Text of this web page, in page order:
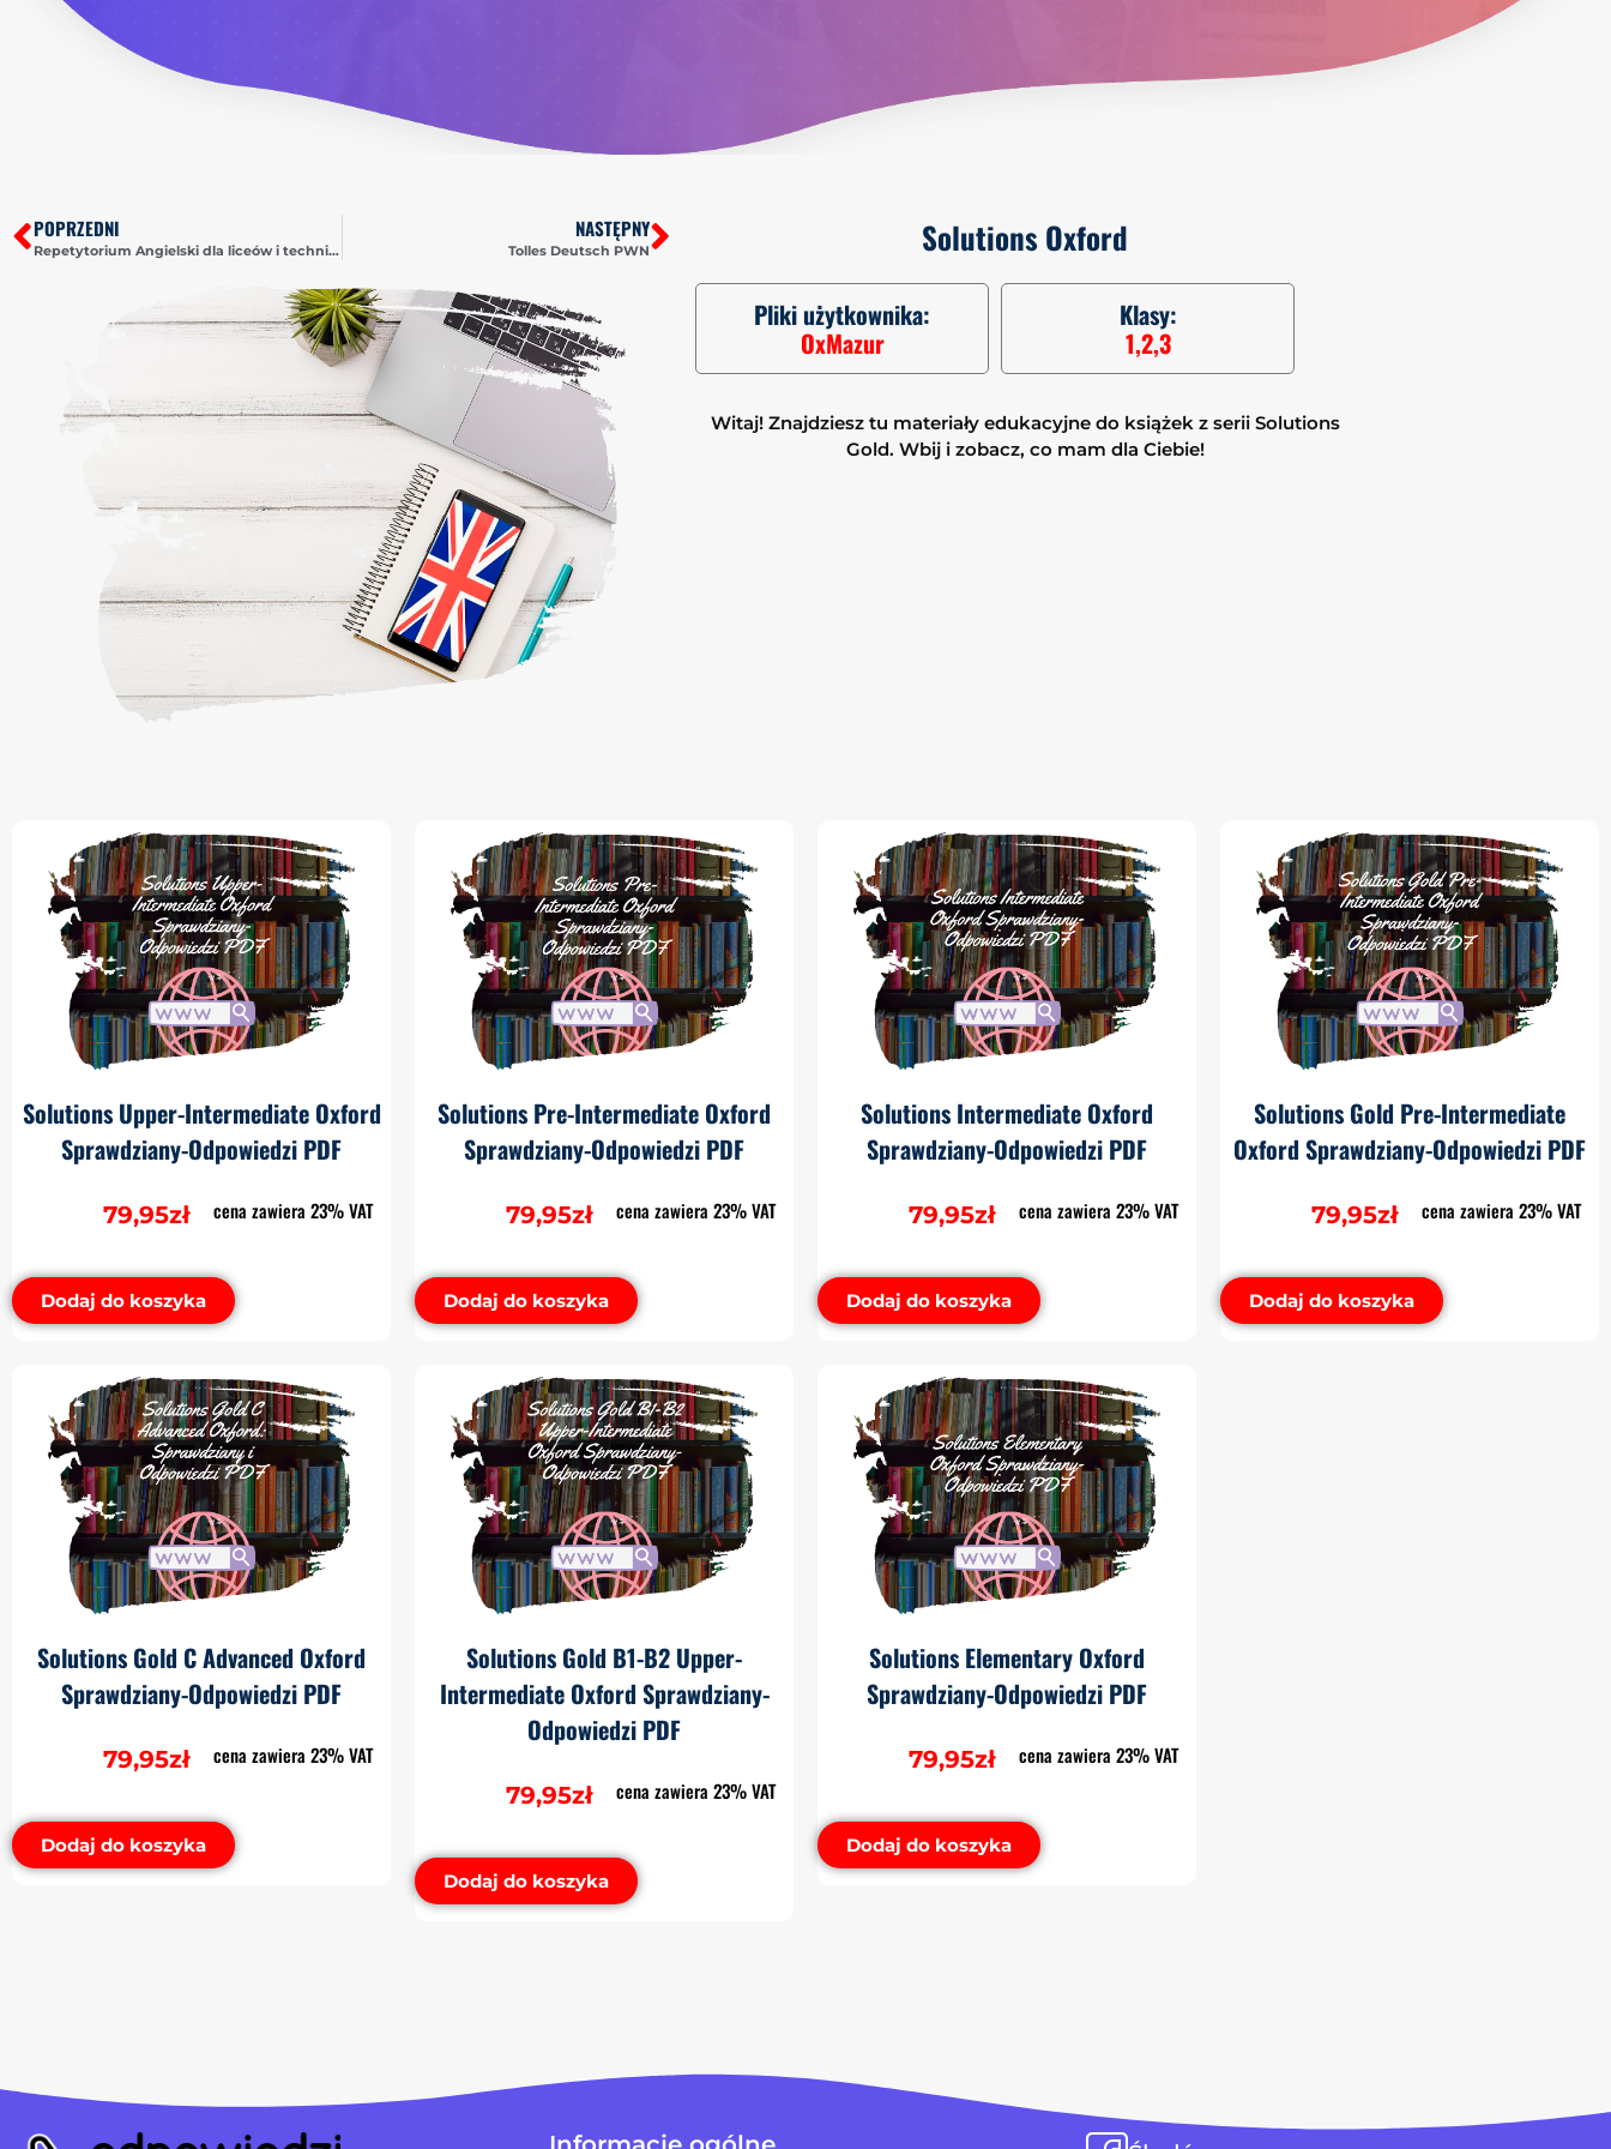
POPRZEDNI
Repetytorium Angielski dla liceów i techników Pearson
NASTĘPNY
Tolles Deutsch PWN Solutions Oxford
Pliki użytkownika:
OxMazur
Klasy:
1,2,3
Witaj! Znajdziesz tu materiały edukacyjne do książek z serii Solutions
Gold. Wbij i zobacz, co mam dla Ciebie!
Solutions Upper-Intermediate Oxford
Sprawdziany-Odpowiedzi PDF
79,95zł cena zawiera 23% VAT
Dodaj do koszyka
Solutions Pre-Intermediate Oxford
Sprawdziany-Odpowiedzi PDF
79,95zł cena zawiera 23% VAT
Dodaj do koszyka
Solutions Intermediate Oxford
Sprawdziany-Odpowiedzi PDF
79,95zł cena zawiera 23% VAT
Dodaj do koszyka
Solutions Gold Pre-Intermediate
Oxford Sprawdziany-Odpowiedzi PDF
79,95zł cena zawiera 23% VAT
Dodaj do koszyka
Solutions Gold C Advanced Oxford
Sprawdziany-Odpowiedzi PDF
79,95zł cena zawiera 23% VAT
Dodaj do koszyka
Solutions Gold B1-B2 Upper-
Intermediate Oxford Sprawdziany-
Odpowiedzi PDF
79,95zł cena zawiera 23% VAT
Dodaj do koszyka
Solutions Elementary Oxford
Sprawdziany-Odpowiedzi PDF
79,95zł cena zawiera 23% VAT
Dodaj do koszyka